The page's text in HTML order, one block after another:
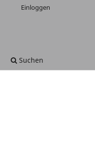
Suchen
Einloggen